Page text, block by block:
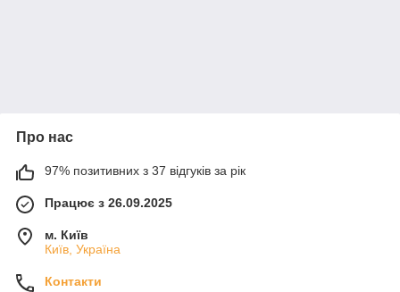
Про нас
97% позитивних з 37 відгуків за рік
Працює з 26.09.2025
м. Київ
Київ, Україна
Контакти